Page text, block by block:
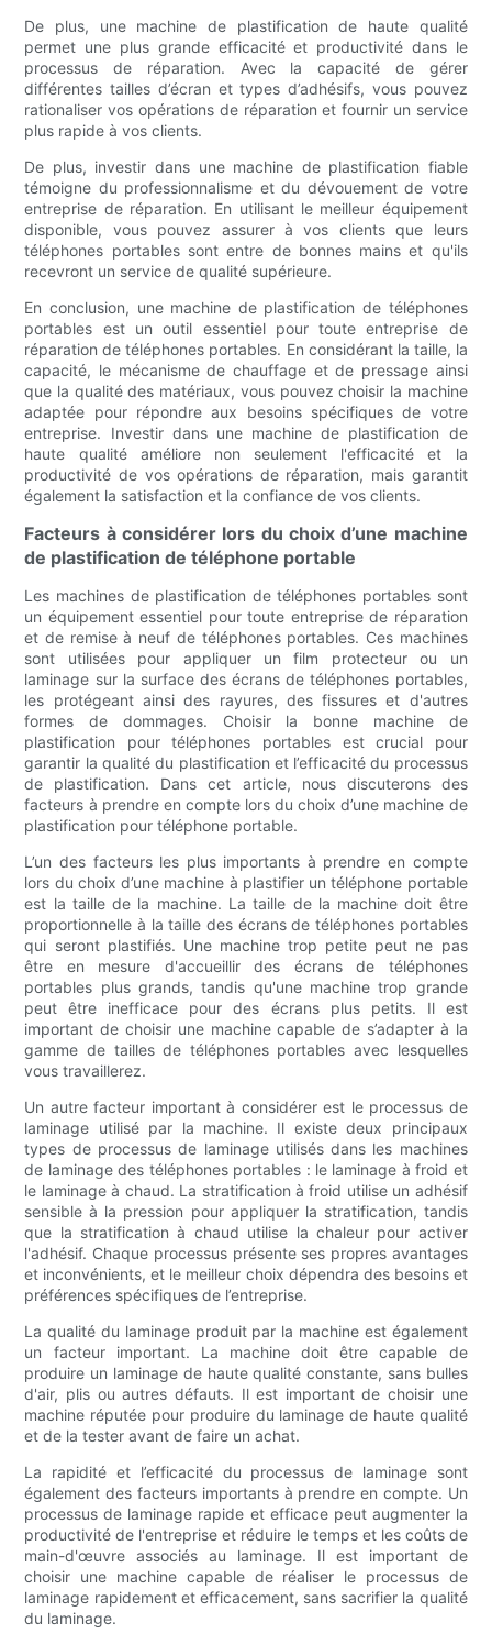
De plus, une machine de plastification de haute qualité
permet une plus grande efficacité et productivité dans le
processus de réparation. Avec la capacité de gérer
différentes tailles d’écran et types d’adhésifs, vous pouvez
rationaliser vos opérations de réparation et fournir un service
plus rapide à vos clients.
De plus, investir dans une machine de plastification fiable
témoigne du professionnalisme et du dévouement de votre
entreprise de réparation. En utilisant le meilleur équipement
disponible, vous pouvez assurer à vos clients que leurs
téléphones portables sont entre de bonnes mains et qu'ils
recevront un service de qualité supérieure.
En conclusion, une machine de plastification de téléphones
portables est un outil essentiel pour toute entreprise de
réparation de téléphones portables. En considérant la taille, la
capacité, le mécanisme de chauffage et de pressage ainsi
que la qualité des matériaux, vous pouvez choisir la machine
adaptée pour répondre aux besoins spécifiques de votre
entreprise. Investir dans une machine de plastification de
haute qualité améliore non seulement l'efficacité et la
productivité de vos opérations de réparation, mais garantit
également la satisfaction et la confiance de vos clients.
Facteurs à considérer lors du choix d’une machine
de plastification de téléphone portable
Les machines de plastification de téléphones portables sont
un équipement essentiel pour toute entreprise de réparation
et de remise à neuf de téléphones portables. Ces machines
sont utilisées pour appliquer un film protecteur ou un
laminage sur la surface des écrans de téléphones portables,
les protégeant ainsi des rayures, des fissures et d'autres
formes de dommages. Choisir la bonne machine de
plastification pour téléphones portables est crucial pour
garantir la qualité du plastification et l’efficacité du processus
de plastification. Dans cet article, nous discuterons des
facteurs à prendre en compte lors du choix d’une machine de
plastification pour téléphone portable.
L’un des facteurs les plus importants à prendre en compte
lors du choix d’une machine à plastifier un téléphone portable
est la taille de la machine. La taille de la machine doit être
proportionnelle à la taille des écrans de téléphones portables
qui seront plastifiés. Une machine trop petite peut ne pas
être en mesure d'accueillir des écrans de téléphones
portables plus grands, tandis qu'une machine trop grande
peut être inefficace pour des écrans plus petits. Il est
important de choisir une machine capable de s’adapter à la
gamme de tailles de téléphones portables avec lesquelles
vous travaillerez.
Un autre facteur important à considérer est le processus de
laminage utilisé par la machine. Il existe deux principaux
types de processus de laminage utilisés dans les machines
de laminage des téléphones portables : le laminage à froid et
le laminage à chaud. La stratification à froid utilise un adhésif
sensible à la pression pour appliquer la stratification, tandis
que la stratification à chaud utilise la chaleur pour activer
l'adhésif. Chaque processus présente ses propres avantages
et inconvénients, et le meilleur choix dépendra des besoins et
préférences spécifiques de l’entreprise.
La qualité du laminage produit par la machine est également
un facteur important. La machine doit être capable de
produire un laminage de haute qualité constante, sans bulles
d'air, plis ou autres défauts. Il est important de choisir une
machine réputée pour produire du laminage de haute qualité
et de la tester avant de faire un achat.
La rapidité et l’efficacité du processus de laminage sont
également des facteurs importants à prendre en compte. Un
processus de laminage rapide et efficace peut augmenter la
productivité de l'entreprise et réduire le temps et les coûts de
main-d'œuvre associés au laminage. Il est important de
choisir une machine capable de réaliser le processus de
laminage rapidement et efficacement, sans sacrifier la qualité
du laminage.